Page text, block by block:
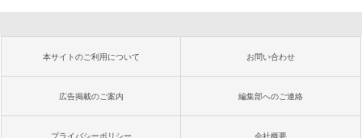
本サイトのご利用について お問い合わせ
広告掲載のご案内 編集部へのご連絡
プライバシーポリシー 会社概要